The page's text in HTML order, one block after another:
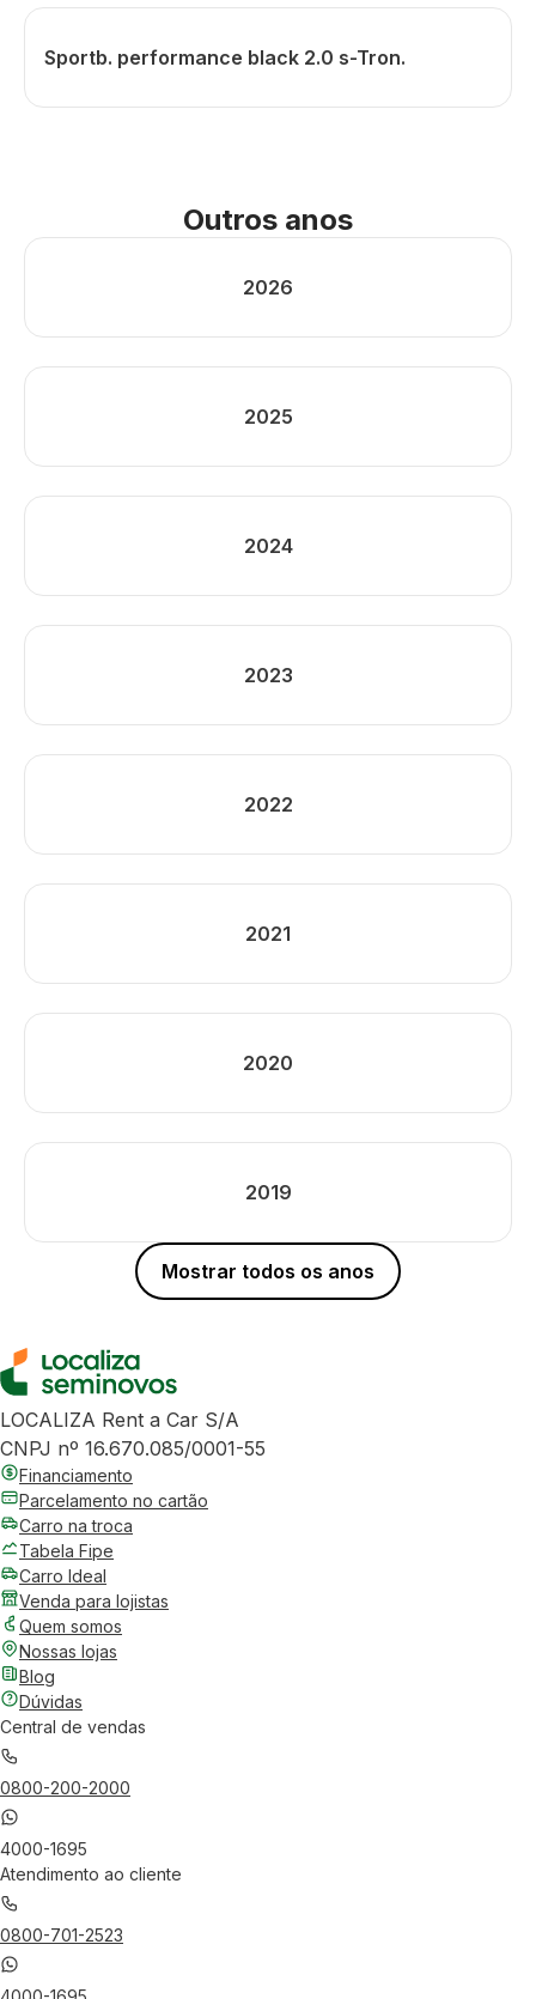
Sportb. performance black 2.0 s-Tron.
Outros anos
2026
2025
2024
2023
2022
2021
2020
2019
Mostrar todos os anos
LOCALIZA Rent a Car S/A
CNPJ nº 16.670.085/0001-55
Financiamento
Parcelamento no cartão
Carro na troca
Tabela Fipe
Carro Ideal
Venda para lojistas
Quem somos
Nossas lojas
Blog
Dúvidas
Central de vendas
0800-200-2000
4000-1695
Atendimento ao cliente
0800-701-2523